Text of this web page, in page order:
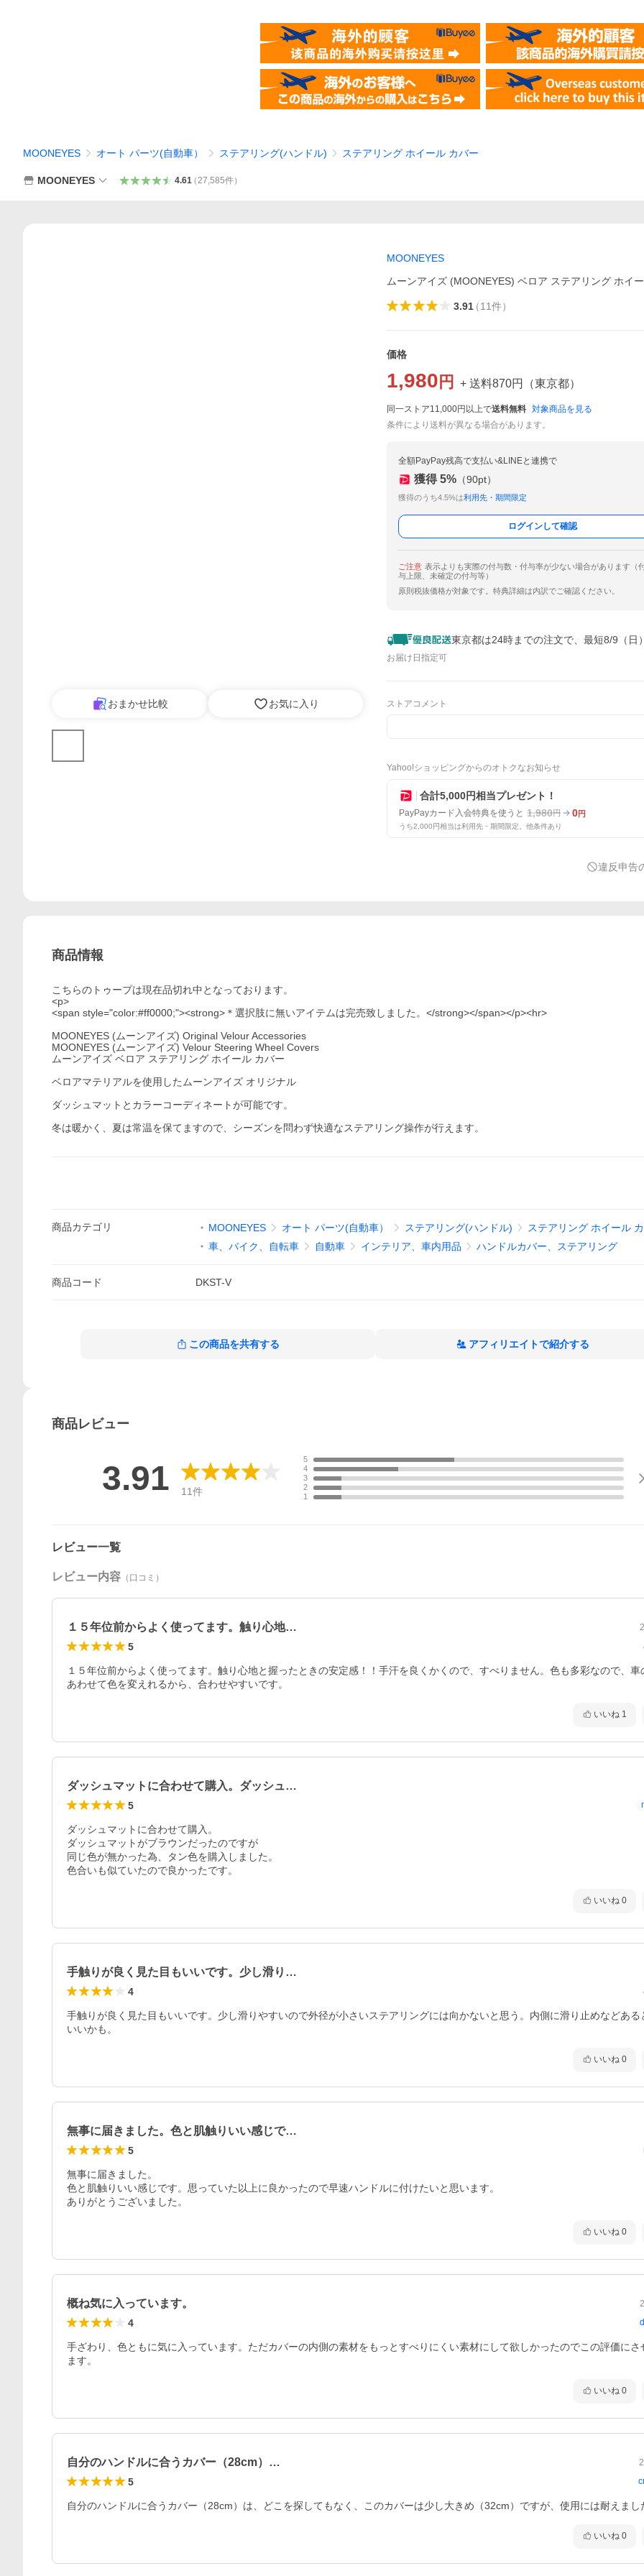
MOONEYES オート パーツ(自動車） ステアリング(ハンドル) ステアリング ホイール カバー
MOONEYES 4.61（27,585件）
おまかせ比較 お気に入り
MOONEYES
ムーンアイズ (MOONEYES) ベロア ステアリング ホイ
3.91（11件）
価格
1,980 円 + 送料870円 （東京都）
同一ストア11,000円以上で送料無料 対象商品を見る
条件により送料が異なる場合があります。
全額PayPay残高で支払い&LINEと連携で
獲得 5% （90pt）
獲得のうち4.5%は利用先・期間限定
ログインして確認
ご注意 表示よりも実際の付与数・付与率が少ない場合があります（
与上限、未確定の付与等）
原則税抜価格が対象です。特典詳細は内訳でご確認ください。
東京都は24時までの注文で、最短8/9（日
お届け日指定可
ストアコメント
Yahoo!ショッピングからのオトクなお知らせ
合計5,000円相当プレゼント！
PayPayカード入会特典を使うと 1,980円 0円
うち2,000円相当は利用先・期間限定。他条件あり
違反申告
商品情報
こちらのトゥープは現在品切れ中となっております。
<p>
<span style="color:#ff0000;"><strong>＊選択肢に無いアイテムは完売致しました。</strong></span></p><hr>
MOONEYES (ムーンアイズ) Original Velour Accessories
MOONEYES (ムーンアイズ) Velour Steering Wheel Covers
ムーンアイズ ベロア ステアリング ホイール カバー
ベロアマテリアルを使用したムーンアイズ オリジナル
ダッシュマットとカラーコーディネートが可能です。
冬は暖かく、夏は常温を保てますので、シーズンを問わず快適なステアリング操作が行えます。
商品カテゴリ MOONEYES オート パーツ(自動車） ステアリング(ハンドル)
ステアリング ホイール
車、バイク、自転車
自動車 インテリア、車内用品 ハンドルカバー、ステアリング
商品コード DKST-V
この商品を共有する アフィリエイトで紹介する
商品レビュー
3.91 11件
5
4
3
2
1
レビュー一覧
レビュー内容 （口コミ）
１５年位前からよく使ってます。触り心地…
5
１５年位前からよく使ってます。触り心地と握ったときの安定感！！手汗を良くかくので、すべりません。色も多彩なので、車
あわせて色を変えれるから、合わせやすいです。
いいね 1
ダッシュマットに合わせて購入。ダッシュ…
5
ダッシュマットに合わせて購入。
ダッシュマットがブラウンだったのですが
同じ色が無かった為、タン色を購入しました。
色合いも似ていたので良かったです。
いいね 0
手触りが良く見た目もいいです。少し滑り…
4
手触りが良く見た目もいいです。少し滑りやすいので外径が小さいステアリングには向かないと思う。内側に滑り止めなどある
いいかも。
いいね 0
無事に届きました。色と肌触りいい感じで…
5
無事に届きました。
色と肌触りいい感じです。思っていた以上に良かったので早速ハンドルに付けたいと思います。
ありがとうございました。
いいね 0
概ね気に入っています。
4
手ざわり、色ともに気に入っています。ただカバーの内側の素材をもっとすべりにくい素材にして欲しかったのでこの評価にさ
ます。
いいね 0
自分のハンドルに合うカバー（28cm）…
5
自分のハンドルに合うカバー（28cm）は、どこを探してもなく、このカバーは少し大きめ（32cm）ですが、使用には耐えまし
いいね 0